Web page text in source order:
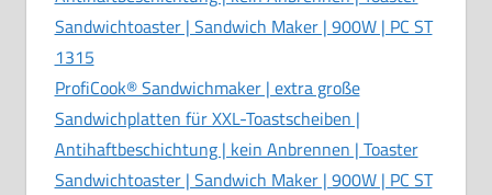
ProfiCook® Sandwichmaker | extra große
Sandwichplatten für XXL-Toastscheiben |
Antihaftbeschichtung | kein Anbrennen | Toaster
Sandwichtoaster | Sandwich Maker | 900W | PC ST